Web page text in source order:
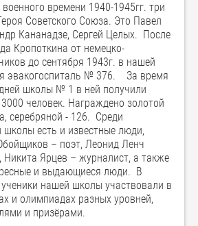
времени 1940-1945гг. три
Советского Союза. Это Павел
Кананадзе, Сергей Целых. После
Кропоткина от немецко-
до сентября 1943г. в нашей
эвакогоспиталь № 376. За время
школы № 1 в ней получили
человек. Награждено золотой
серебряной - 126. Среди
школы есть и известные люди,
– поэт, Леонид Ленч
Никита Ярцев – журналист, а также
и выдающиеся люди. В
ученики нашей школы участвовали в
и олимпиадах разных уровней,
и призёрами.